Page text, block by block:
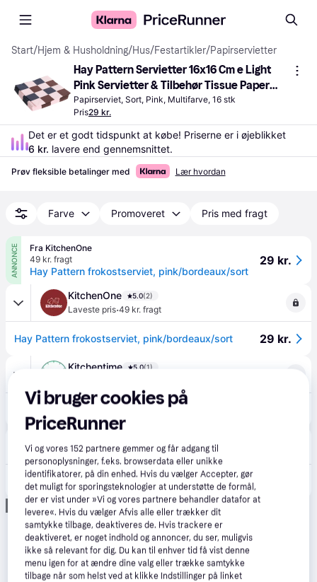
Start/Hjem & Husholdning/Hus/Festartikler/Papirservietter
Hay Pattern Servietter 16x16 Cm e Light
Pink Servietter & Tilbehør Tissue Paper
Sort AE732-E139-AP97
Papirserviet, Sort, Pink, Multifarve, 16 stk
Pris29 kr.
6 kr. lavere end gennemsnittet.
Prøv fleksible betalinger med Lær hvordan
Farve Promoveret Pris med fragt
ANNONCE
Fra KitchenOne
49 kr. fragt
Hay Pattern frokostserviet, pink/bordeaux/sort
29 kr.
KitchenOne 5.0(2)
Laveste pris·49 kr. fragt
Hay Pattern frokostserviet, pink/bordeaux/sort 29 kr.
Kitchentime 5.0(1)
Laveste pris·49 kr. fragt, 4-6 dage
HAY Pattern Lunch Check servietter 33x33 cm 20-pak Light pink-bordeaux-black M.
Annonce
Vi bruger cookies på
PriceRunner
Vi og vores152 partnere gemmer og får adgang til
personoplysninger, f.eks. browserdata eller unikke
identifikatorer, på din enhed. Hvis du vælger Accepter, gør
det muligt for sporingsteknologier at understøtte de formål,
der er vist under »Vi og vores partnere behandler datafor at
levere«. Hvis du vælger Afvis alle eller trækker dit
samtykke tilbage, deaktiveres de. Hvis trackere er
deaktiveret, er noget indhold og annoncer, du ser, muligvis
ikke så relevant for dig. Du kan til enhver tid få vist denne
menu igen for at ændre dine valg eller trække samtykke
tilbage når som helst ved at klikke Indstillinger på linket